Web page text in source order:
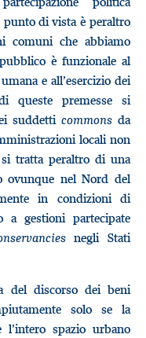
punto di vista è peraltro
comuni che abbiamo
è funzionale al
e all’esercizio dei
queste premesse si
suddetti commonsda
locali non
tratta peraltro di una
ovunque nel Nord del
in condizioni di
gestioni partecipate
negli Stati
del discorso dei beni
solo se la
spazio urbano